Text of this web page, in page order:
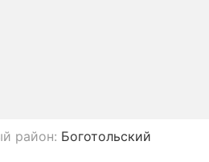
район: Боготольский